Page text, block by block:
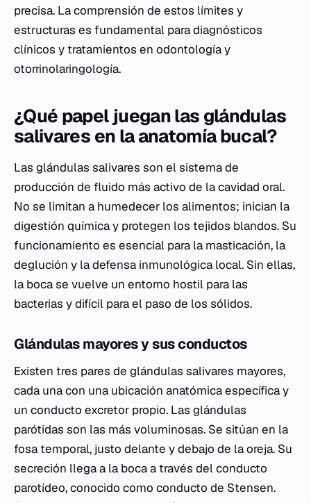
precisa. La comprensión de estos límites y
estructuras es fundamental para diagnósticos
clínicos y tratamientos en odontología y
otorrinolaringología.
¿Qué papel juegan las glándulas
salivares en la anatomía bucal?
Las glándulas salivares son el sistema de
producción de fluido más activo de la cavidad oral.
No se limitan a humedecer los alimentos; inician la
digestión química y protegen los tejidos blandos. Su
funcionamiento es esencial para la masticación, la
deglución y la defensa inmunológica local. Sin ellas,
la boca se vuelve un entorno hostil para las
bacterias y difícil para el paso de los sólidos.
Glándulas mayores y sus conductos
Existen tres pares de glándulas salivares mayores,
cada una con una ubicación anatómica específica y
un conducto excretor propio. Las glándulas
parótidas son las más voluminosas. Se sitúan en la
fosa temporal, justo delante y debajo de la oreja. Su
secreción llega a la boca a través del conducto
parotídeo, conocido como conducto de Stensen.